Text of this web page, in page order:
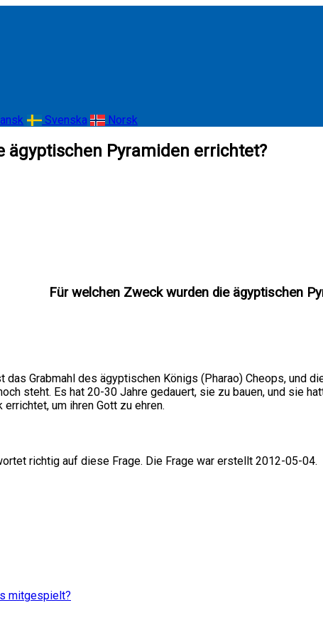
Svenska Norsk
ägyptischen Pyramiden errichtet?
Für welchen Zweck wurden die ägyptischen
Grabmahl des ägyptischen Königs (Pharao) Cheops, und
steht. Es hat 20-30 Jahre gedauert, sie zu bauen, und sie
um ihren Gott zu ehren.
richtig auf diese Frage. Die Frage war erstellt 2012-05-04.
mitgespielt?